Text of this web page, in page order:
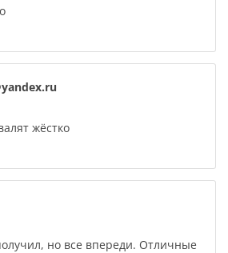
жёстко
но все впереди. Отличные